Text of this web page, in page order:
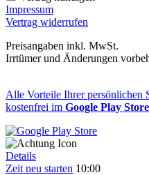
Impressum
Vertrag widerrufen
Preisangaben inkl. MwSt.
Irrtümer und Änderungen
Alle Vorteile Ihrer persönlichen
kostenfrei im Google Play Store
Details
Zeit neu starten 10:00